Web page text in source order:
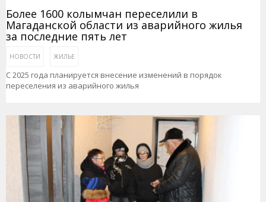
Более 1600 колымчан переселили в
Магаданской области из аварийного жилья
за последние пять лет
НОВОСТИ ЖИЛЬЕ
С 2025 года планируется внесение изменений в порядок
переселения из аварийного жилья